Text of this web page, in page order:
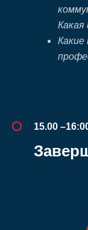
Какая
15.00